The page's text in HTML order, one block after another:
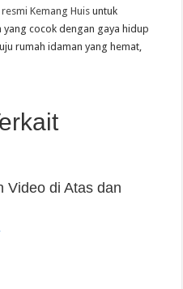
Kemang Huisuntuk
cocok dengan gaya hidup
rumah idaman yang hemat,
Video di Atas dan